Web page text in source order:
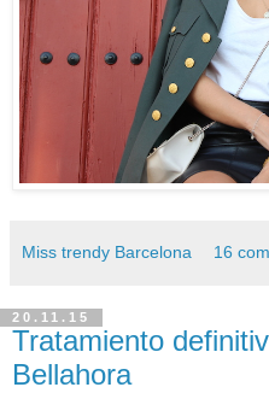
Miss trendy Barcelona 16
20.11.15
Tratamiento
Bellahora